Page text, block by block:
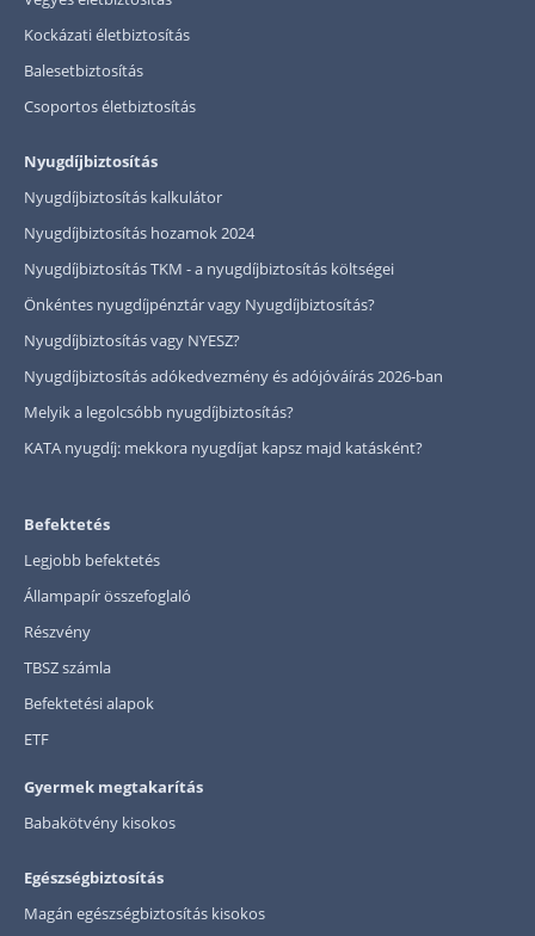
Rólunk
Kockázati életbiztosítás
Balesetbiztosítás
Csoportos életbiztosítás
Nyugdíjbiztosítás
Nyugdíjbiztosítás kalkulátor
Nyugdíjbiztosítás hozamok 2024
Nyugdíjbiztosítás TKM - a nyugdíjbiztosítás költségei
Önkéntes nyugdíjpénztár vagy Nyugdíjbiztosítás?
Nyugdíjbiztosítás vagy NYESZ?
Nyugdíjbiztosítás adókedvezmény és adójóváírás 2026-ban
Melyik a legolcsóbb nyugdíjbiztosítás?
KATA nyugdíj: mekkora nyugdíjat kapsz majd katásként?
Befektetés
Legjobb befektetés
Állampapír összefoglaló
Részvény
TBSZ számla
Befektetési alapok
ETF
Gyermek megtakarítás
Babakötvény kisokos
Egészségbiztosítás
Magán egészségbiztosítás kisokos